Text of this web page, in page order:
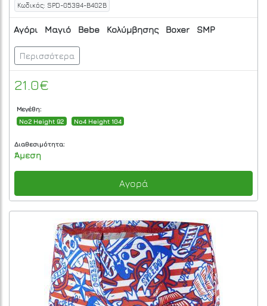
Κωδικός: SPD-05394-B402B
Αγόρι Μαγιό Bebe Κολύμβησης Boxer SMP
Περισσότερα
21.0€
Μεγέθη:
No2 Height 92
No4 Height 104
Διαθεσιμότητα:
Άμεση
Αγορά